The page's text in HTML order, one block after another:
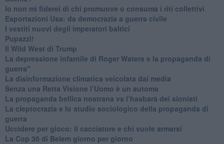
​Io non mi fiderei di chi promuove o consuma i riti collettivi
Esportazioni Usa: da democrazia a guerra civile
​I vestiti nuovi degli imperatori baltici
​Pupazzi!
​Il Wild West di Trump
​La depressione infantile di Roger Waters e la propaganda di
guerra"
​La disinformazione climatica veicolata dai media
Senza una Retta Visione l’Uomo è un automa
​La propaganda bellica nostrana vs l’hasbarà dei sionisti
​La cleptocrazia e lo studio sociologico della propaganda di
guerra
​Uccidere per gioco: il cacciatore e chi vuole armarsi
​La Cop 30 di Belem giorno per giorno